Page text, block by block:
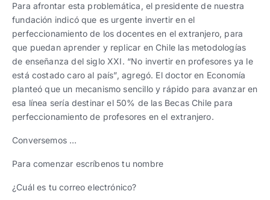
Para afrontar esta problemática, el presidente de nuestra
fundación indicó que es urgente invertir en el
perfeccionamiento de los docentes en el extranjero, para
que puedan aprender y replicar en Chile las metodologías
de enseñanza del siglo XXI. “No invertir en profesores ya le
está costado caro al país”, agregó. El doctor en Economía
planteó que un mecanismo sencillo y rápido para avanzar en
esa línea sería destinar el 50% de las Becas Chile para
perfeccionamiento de profesores en el extranjero.
Conversemos …
Para comenzar escríbenos tu nombre
¿Cuál es tu correo electrónico?